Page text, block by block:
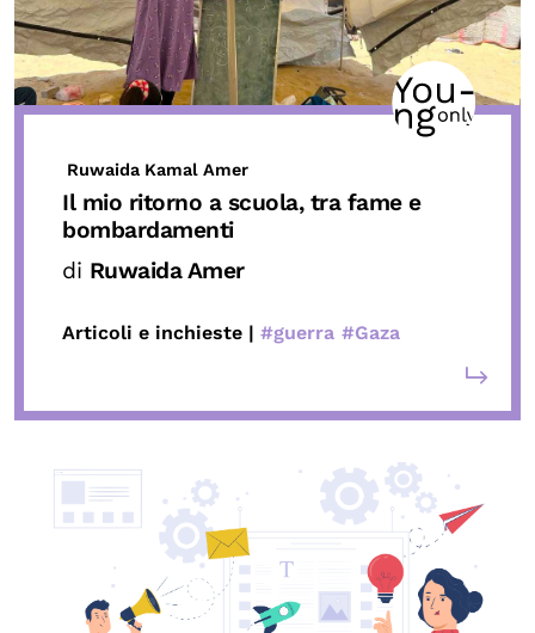
Ruwaida Kamal Amer
Il mio ritorno a scuola, tra fame e
bombardamenti
di Ruwaida Amer
Articoli e inchieste | #guerra #Gaza